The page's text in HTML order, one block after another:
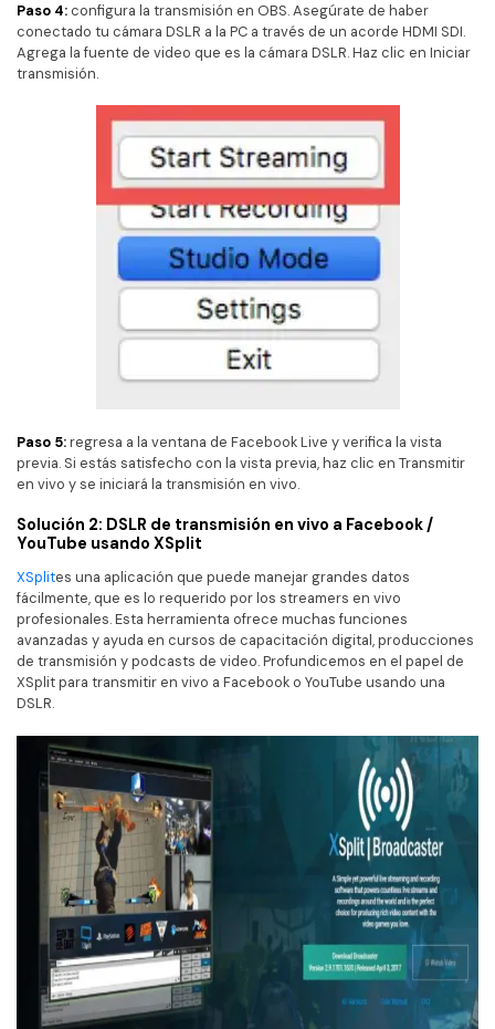
Paso 4: configura la transmisión en OBS. Asegúrate de haber
conectado tu cámara DSLR a la PC a través de un acorde HDMI SDI.
Agrega la fuente de video que es la cámara DSLR. Haz clic en Iniciar
transmisión.
Paso 5:regresa a la ventana de Facebook Live y verifica la vista
previa. Si estás satisfecho con la vista previa, haz clic en Transmitir
en vivo y se iniciará la transmisión en vivo.
Solución 2: DSLR de transmisión en vivo a Facebook /
YouTube usando XSplit
XSplites una aplicación que puede manejar grandes datos
fácilmente, que es lo requerido por los streamers en vivo
profesionales. Esta herramienta ofrece muchas funciones
avanzadas y ayuda en cursos de capacitación digital, producciones
de transmisión y podcasts de video. Profundicemos en el papel de
XSplit para transmitir en vivo a Facebook o YouTube usando una
DSLR.